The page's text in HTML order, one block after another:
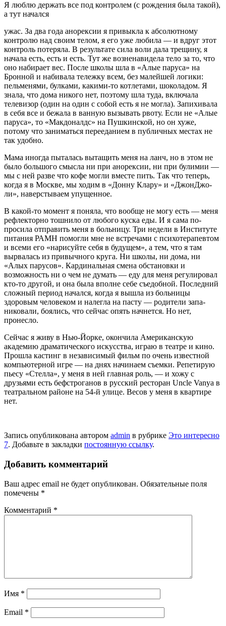
Я люблю держать все под контролем (с рождения была такой),
а тут начался
ужас. За два года анорексии я привык­ла к абсолютному
контролю над своим телом, я его уже любила — и вдруг этот
контроль потеряла. В результате сила воли дала трещину, я
начала есть, есть и есть. Тут же возненавидела тело за то, что
оно набирает вес. После школы шла в «Алые паруса» на
Бронной и набивала тележку всем, без малейшей логики:
пель­менями, булками, какими-то котлетами, шоколадом. Я
знала, что дома никого нет, поэтому шла туда, включала
телевизор (один на один с собой есть я не могла). Запихивала
в себя все и бежала в ванную вызывать рвоту. Если не «Алые
паруса», то «Макдоналдс» на Пушкинской, но он хуже,
потому что заниматься перееданием в публичных местах не
так удобно.
Мама иногда пыталась вытащить меня на ланч, но в этом не
было большого смыс­ла ни при анорексии, ни при булимии —
мы с ней разве что кофе могли вместе пить. Так что теперь,
когда я в Москве, мы ходим в «Донну Клару» и «ДжонДжо-
ли», наверстываем упущенное.
В какой-то момент я поняла, что во­обще не могу есть — меня
рефлекторно тошнило от любого куска еды. И я сама по­
просила отправить меня в больницу. Три недели в Институте
питания РАМН помог­ли мне не встречами с психотерапевтом
и всеми его «нарисуйте себя в будущем», а тем, что я там
вырвалась из привычно­го круга. Ни школы, ни дома, ни
«Алых парусов». Кардинальная смена обстанов­ки и
возможность ни о чем не думать — еду для меня регулировал
кто-то другой, и она была вполне себе съедобной. По­следний
сложный период начался, когда я вышла из больницы
здоровым челове­ком и налегла на пасту — родители запа­
никовали, боялись, что сейчас опять нач­нется. Но нет,
пронесло.
Сейчас я живу в Нью-Йорке, окончи­ла Американскую
академию драматиче­ского искусства, играю в театре и кино.
Прошла кастинг в независимый фильм по очень известной
компьютерной игре — на днях начинаем съемки. Репетирую
пье­су «Стелла», у меня в ней главная роль, — и хожу с
друзьями есть бефстроганов в русский ресторан Uncle Vanya в
театраль­ном районе на 54-й улице. Весов у меня в квартире
нет.
Запись опубликована автором admin в рубрике Это интересно
7. Добавьте в закладки постоянную ссылку.
Добавить комментарий
Ваш адрес email не будет опубликован. Обязательные поля
помечены *
Комментарий *
Имя *
Email *